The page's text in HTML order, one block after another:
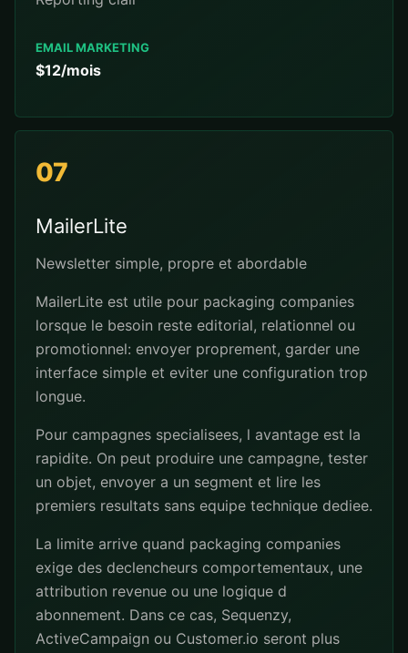
EMAIL MARKETING
$12/mois
07
MailerLite
Newsletter simple, propre et abordable
MailerLite est utile pour packaging companies
lorsque le besoin reste editorial, relationnel ou
promotionnel: envoyer proprement, garder une
interface simple et eviter une configuration trop
longue.
Pour campagnes specialisees, l avantage est la
rapidite. On peut produire une campagne, tester
un objet, envoyer a un segment et lire les
premiers resultats sans equipe technique dediee.
La limite arrive quand packaging companies
exige des declencheurs comportementaux, une
attribution revenue ou une logique d
abonnement. Dans ce cas, Sequenzy,
ActiveCampaign ou Customer.io seront plus